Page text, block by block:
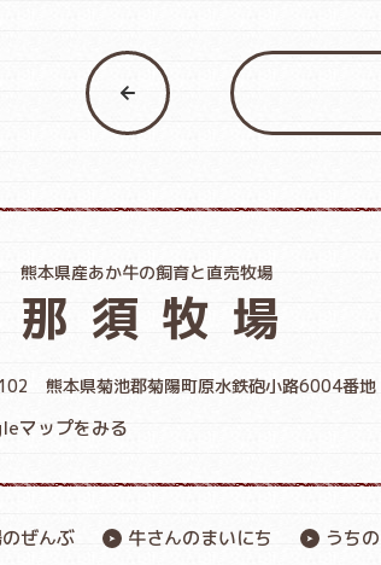
熊本県産あか牛の飼育と直売牧場
那須牧場
熊本県菊池郡菊陽町原水鉄砲小路6004番地
マップをみる
ぜんぶ 牛さんのまいにち うち